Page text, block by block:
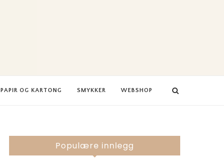
PAPIR OG KARTONG SMYKKER WEBSHOP
Populære innlegg